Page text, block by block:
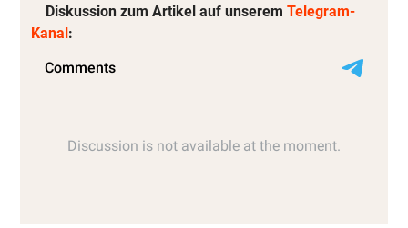
Diskussion zum Artikel auf unserem Telegram-
Kanal: